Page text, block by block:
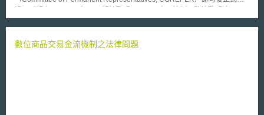
「軍民兩用」敏感貨品、服務、軟體和技術的對外出口、內部轉口及過境貿
制的相關規則，主要考量面向包括：英國脫歐對歐洲出口管制的影響；如何
數位商品交易金流機制之法律問題